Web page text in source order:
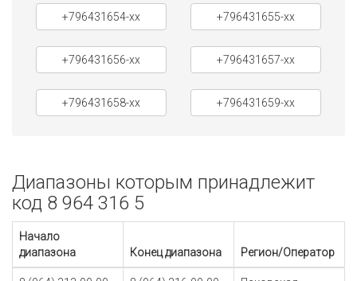
+796431654-xx +796431655-xx
+796431656-xx +796431657-xx
+796431658-xx +796431659-xx
Диапазоны которым принадлежит
код 8 964 316 5
Начало
диапазона
Конец диапазона Регион/Оператор